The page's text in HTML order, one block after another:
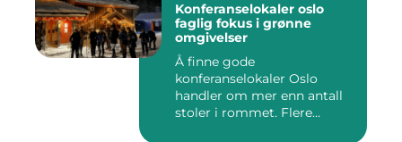
Konferanselokaler oslo
faglig fokus i grønne
omgivelser
Å finne gode
konferanselokaler Oslo
handler om mer enn antall
stoler i rommet. Flere